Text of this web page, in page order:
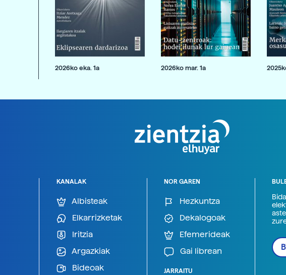
2026ko eka. 1a 2026ko mar. 1a
KANALAK
Albisteak
Elkarrizketak
Iritzia
Argazkiak
Bideoak
NOR GAREN
Hezkuntza
Dekalogoak
Efemerideak
Gai librean
JARRAITU